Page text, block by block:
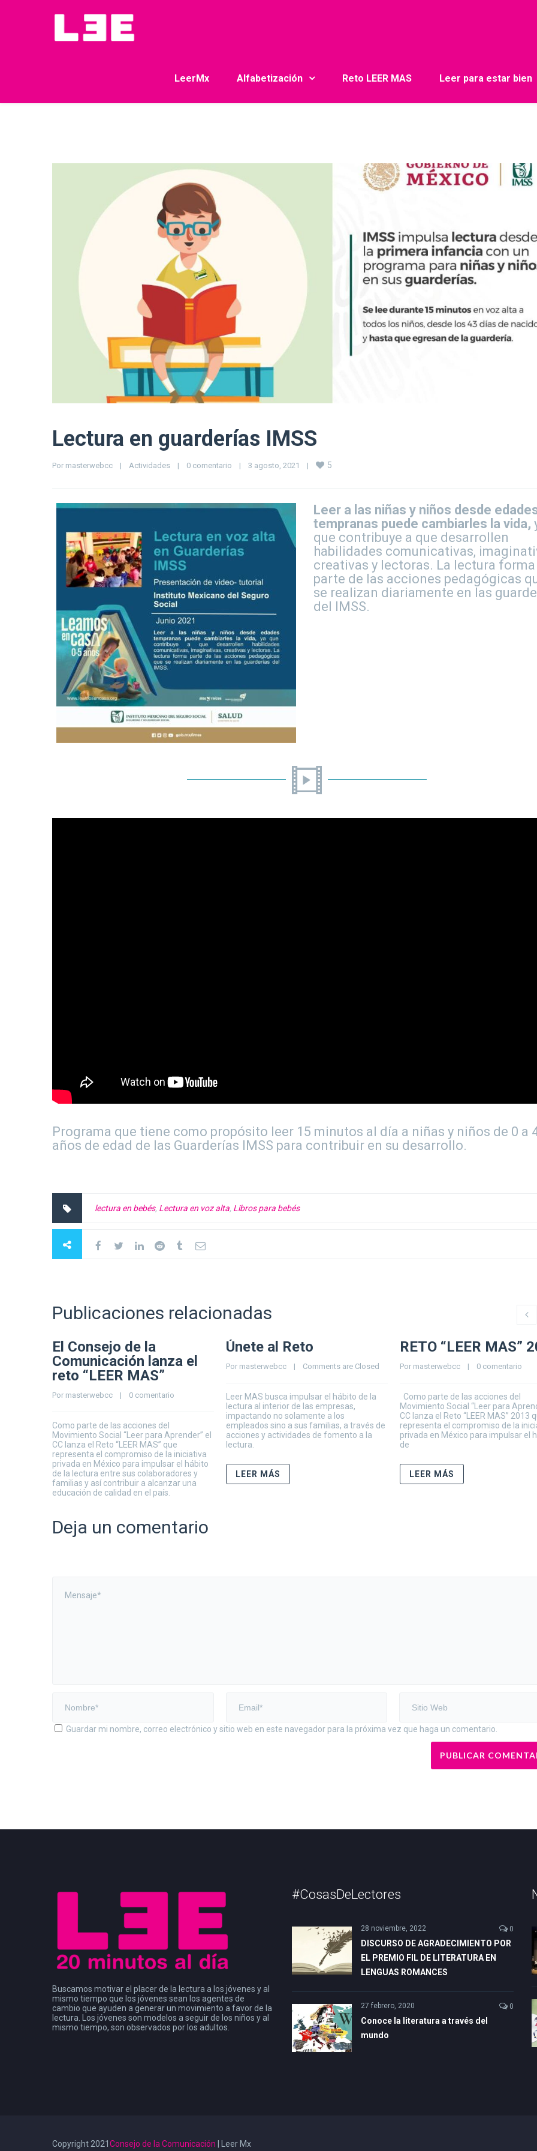
LeerMx Alfabetización Reto LEER MAS Leer para estar bien
Lectura en guarderías IMSS
Por masterwebcc | Actividades | 0 comentario | 3 agosto, 2021 | 5
Leer a las niñas y niños desde
tempranas puede cambiarles la vida,
que contribuye a que desarrollen
habilidades comunicativas,
creativas y lectoras. La lectura forma
parte de las acciones pedagógicas
se realizan diariamente en las
del IMSS.
Programa que tiene como propósito leer 15 minutos al día a niñas y niños de 0 a
años de edad de las Guarderías IMSS para contribuir en su desarrollo.
lectura en bebés, Lectura en voz alta, Libros para bebés
Publicaciones relacionadas
El Consejo de la
Comunicación lanza el
reto “LEER MAS”
Por masterwebcc
    |
0 comentario
Como parte de las acciones del
Movimiento Social “Leer para Aprender” el
CC lanza el Reto “LEER MAS” que
representa el compromiso de la iniciativa
privada en México para impulsar el hábito
de la lectura entre sus colaboradores y
familias y así contribuir a alcanzar una
educación de calidad en el país.
Únete al Reto
Por masterwebcc
    |
Comments are Closed
Leer MAS busca impulsar el hábito de la
lectura al interior de las empresas,
impactando no solamente a los
empleados sino a sus familias, a través de
acciones y actividades de fomento a la
lectura.
LEER MÁS
RETO “LEER MAS”
Por masterwebcc
    |
0 comentario
Como parte de las acciones del
Movimiento Social “Leer para
CC lanza el Reto “LEER MAS” 2013
representa el compromiso de la
privada en México para impulsar el
de
LEER MÁS
Deja un comentario
Guardar mi nombre, correo electrónico y sitio web en este navegador para la próxima vez que haga un comentario.
Buscamos motivar el placer de la lectura a los jóvenes y al
mismo tiempo que los jóvenes sean los agentes de
cambio que ayuden a generar un movimiento a favor de la
lectura. Los jóvenes son modelos a seguir de los niños y al
mismo tiempo, son observados por los adultos.
#CosasDeLectores
28 noviembre, 2022 0
DISCURSO DE AGRADECIMIENTO POR
EL PREMIO FIL DE LITERATURA EN
LENGUAS ROMANCES
27 febrero, 2020 0
Conoce la literatura a través del
mundo
Copyright 2021 Consejo de la Comunicación | Leer Mx